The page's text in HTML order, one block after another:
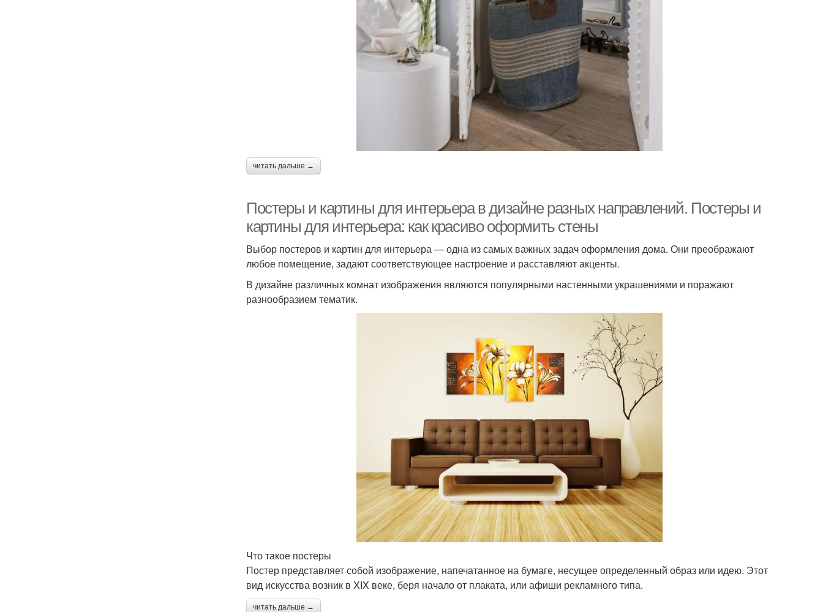
читать дальше →
Постеры и картины для интерьера в дизайне разных направлений. Постеры и
картины для интерьера: как красиво оформить стены
Выбор постеров и картин для интерьера — одна из самых важных задач оформления дома. Они преображают
любое помещение, задают соответствующее настроение и расставляют акценты.
В дизайне различных комнат изображения являются популярными настенными украшениями и поражают
разнообразием тематик.
Что такое постеры
Постер представляет собой изображение, напечатанное на бумаге, несущее определенный образ или идею. Этот
вид искусства возник в XIX веке, беря начало от плаката, или афиши рекламного типа.
читать дальше →